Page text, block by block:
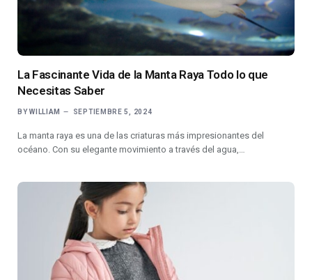
La Fascinante Vida de la Manta Raya Todo lo que
Necesitas Saber
BY WILLIAM SEPTIEMBRE 5, 2024
La manta raya es una de las criaturas más impresionantes del
océano. Con su elegante movimiento a través del agua,…